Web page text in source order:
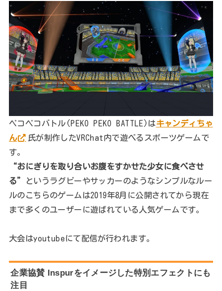
ペコペコバトル(PEKO PEKO BATTLE)はキャンディちゃ
ん
氏が制作したVRChat内で遊べるスポーツゲームで
す。
“おにぎりを取り合いお腹をすかせた少女に食べさせ
る”
というラグビーやサッカーのようなシンプルなルー
ルのこちらのゲームは2019年8月に公開されてから現在
まで多くのユーザーに遊ばれている人気ゲームです。
大会はyoutubeにて配信が行われます。
企業協賛 Inspurをイメージした特別エフェクトにも
注目